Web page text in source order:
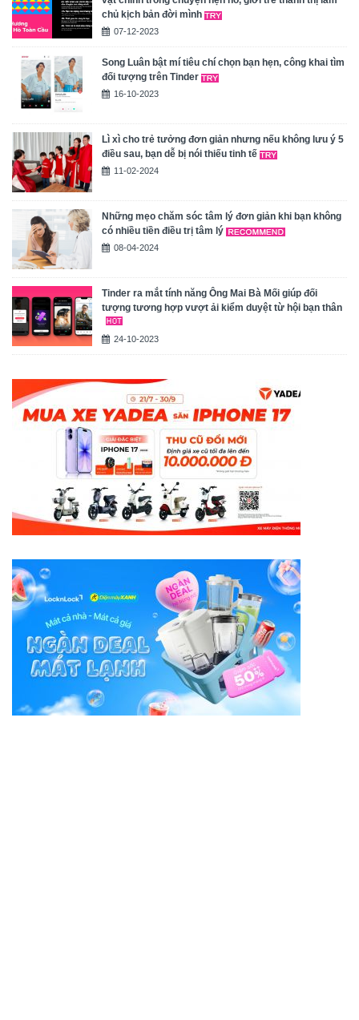
chủ kịch bản đời mình
07-12-2023
Song Luân bật mí tiêu chí chọn bạn hẹn, công khai tìm
đối tượng trên Tinder
16-10-2023
Lì xì cho trẻ tưởng đơn giản nhưng nếu không lưu ý 5
điều sau, bạn dễ bị nói thiếu tinh tế
11-02-2024
Những mẹo chăm sóc tâm lý đơn giản khi bạn không
có nhiều tiền điều trị tâm lý
08-04-2024
Tinder ra mắt tính năng Ông Mai Bà Mối giúp đối
tượng tương hợp vượt ải kiểm duyệt từ hội bạn thân
24-10-2023